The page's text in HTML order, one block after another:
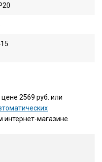
2569 руб. или
магазине.